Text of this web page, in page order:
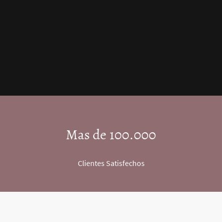
Mas de 100.000
Clientes Satisfechos